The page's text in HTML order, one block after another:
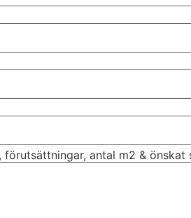
förutsättningar, antal m2 & önskat